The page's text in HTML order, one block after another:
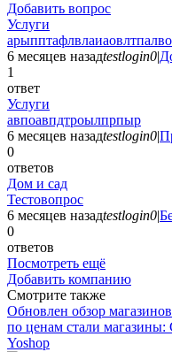
Добавить вопрос
Услуги
6 месяцев назадtestlogin0|
1
ответ
Услуги
авпоавпдтроылпрпыр
6 месяцев назадtestlogin0|
0
ответов
Дом и сад
Тестовопрос
6 месяцев назадtestlogin0|
0
ответов
Посмотреть ещё
Добавить компанию
Смотрите также
Обновлен обзор
по ценам стали
Yoshop